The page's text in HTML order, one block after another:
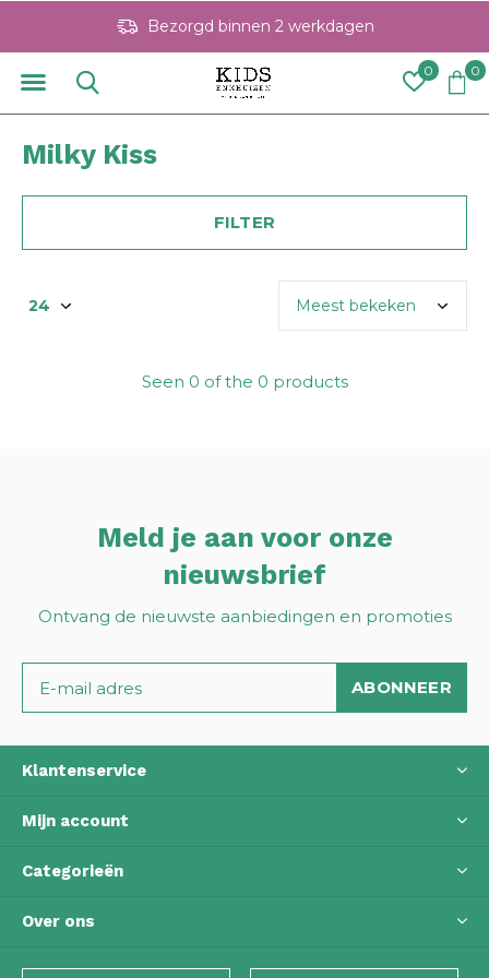
0 0
Bezorgd binnen 2 werkdagen
Milky Kiss
FILTER
Seen 0 of the 0 products
Meld je aan voor onze
nieuwsbrief
Ontvang de nieuwste aanbiedingen en promoties
ABONNEER
Klantenservice
Mijn account
Categorieën
Over ons